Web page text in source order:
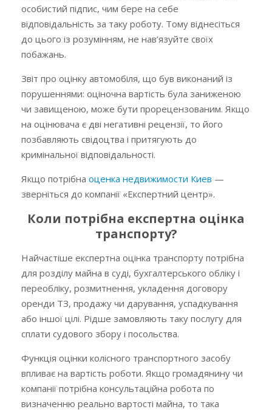
особистий підпис, чим бере на себе
відповідальність за таку роботу. Тому віднесіться
до цього із розумінням, не нав’язуйте своїх
побажань.
Звіт про оцінку автомобіля, що був виконаний із
порушеннями: оціночна вартість була заниженою
чи завищеною, може бути прорецензованим. Якщо
на оцінювача є дві негативні рецензії, то його
позбавляють свідоцтва і притягують до
кримінальної відповідальності.
Якщо потрібна оценка недвижимости Киев —
зверніться до компанії «Експертний центр».
Коли потрібна експертна оцінка
транспорту?
Найчастіше експертна оцінка транспорту потрібна
для розділу майна в суді, бухгалтерського обліку і
переобліку, розмитнення, укладення договору
оренди ТЗ, продажу чи дарування, успадкування
або іншої цілі. Рідше замовляють таку послугу для
сплати судового збору і посольства.
Функція оцінки колісного транспортного засобу
впливає на вартість роботи. Якщо громадянину чи
компанії потрібна консультаційна робота по
визначенню реально вартості майна, то така